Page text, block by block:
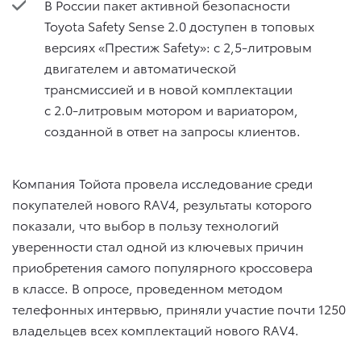
В России пакет активной безопасности
Toyota Safety Sense 2.0 доступен в топовых
версиях «Престиж Safety»: c 2,5-литровым
двигателем и автоматической
трансмиссией и в новой комплектации
с 2.0-литровым мотором и вариатором,
созданной в ответ на запросы клиентов.
Компания Тойота провела исследование среди
покупателей нового RAV4, результаты которого
показали, что выбор в пользу технологий
уверенности стал одной из ключевых причин
приобретения самого популярного кроссовера
в классе. В опросе, проведенном методом
телефонных интервью, приняли участие почти 1250
владельцев всех комплектаций нового RAV4.